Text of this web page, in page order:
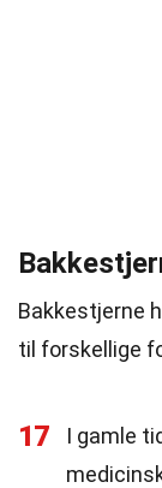
Bakkestjerne
til forskellige
17
I gamle